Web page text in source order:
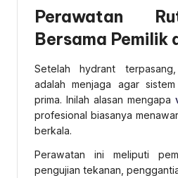
Perawatan
Bersama Pemilik
Setelah hydrant
adalah menjaga agar
prima. Inilah alasan mengapa
profesional biasanya
berkala.
Perawatan ini meliputi
pengujian tekanan,